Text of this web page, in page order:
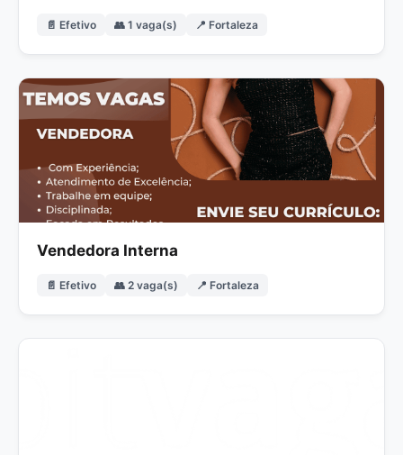
📄 Efetivo 👥 1 vaga(s) 📍 Fortaleza
Vendedora Interna
📄 Efetivo 👥 2 vaga(s) 📍 Fortaleza